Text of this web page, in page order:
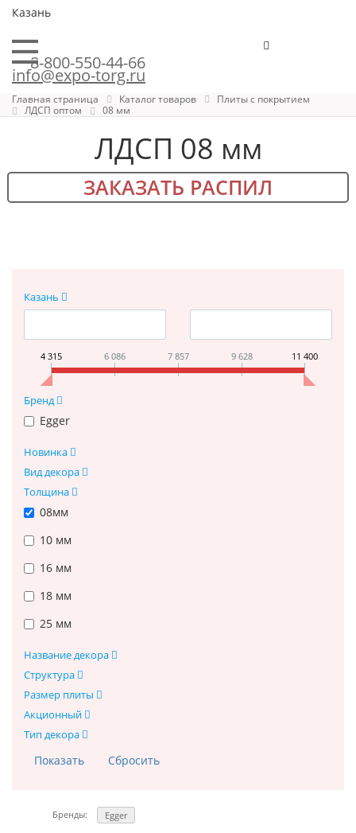
Казань
8-800-550-44-66
info@expo-torg.ru
Главная страница Каталог товаров
Плиты с покрытием
ЛДСП оптом
08 мм
ЛДСП 08 мм
ЗАКАЗАТЬ РАСПИЛ
Казань
4 315 6 086 7 857 9 628 11 400
Бренд
Egger
Новинка
Вид декора
Толщина
08мм
10 мм
16 мм
18 мм
25 мм
Название декора
Структура
Размер плиты
Акционный
Тип декора
Бренды: Egger